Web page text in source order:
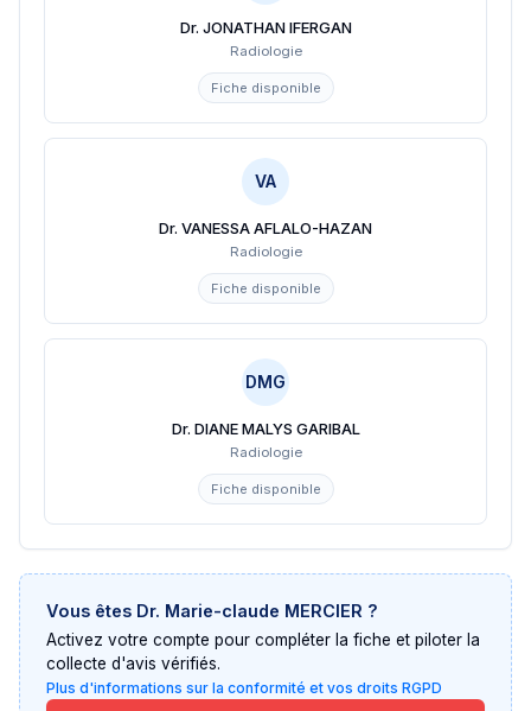
Dr. JONATHAN IFERGAN
Radiologie
Fiche disponible
VA
Dr. VANESSA AFLALO-HAZAN
Radiologie
Fiche disponible
DMG
Dr. DIANE MALYS GARIBAL
Radiologie
Fiche disponible
Vous êtes Dr. Marie-claude MERCIER ?
Activez votre compte pour compléter la fiche et piloter la
collecte d'avis vérifiés.
Plus d'informations sur la conformité et vos droits RGPD